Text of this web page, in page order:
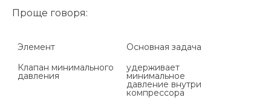
Проще говоря:
Элемент
Основная задача
Клапан минимального
удерживает
минимальное
давление внутри